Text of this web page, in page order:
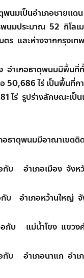
พนมเป็นอำเภอชายแ
นมประมาณ 52 กิโล
ร และห่างจากกรุงเ
อำเภอธาตุพนมมีพื้น
50,686 ไร่ เป็นพื้นที่
ไร่ รูปร่างลักษณะเ
อธาตุพนมมีอาณาเขต
อำเภอเมือง จังห
เภอหว้านใหญ่ จัง
บ แม่น้ำโขง แขวงค
อำเภอนาแก อำเภ